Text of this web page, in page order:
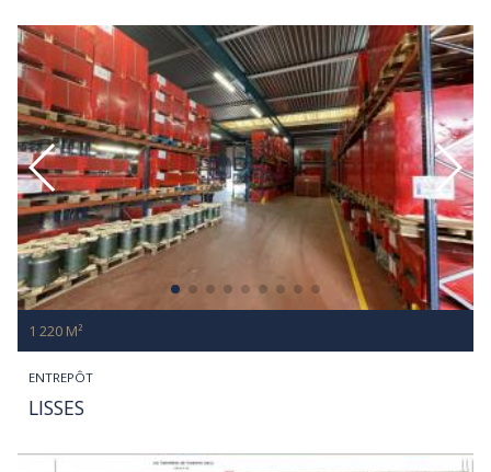
ENTREPÔT
LISSES
1 220 M²